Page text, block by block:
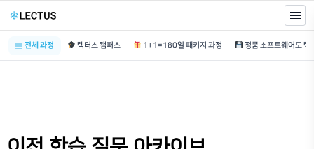
전체 과정 렉터스 캠퍼스 1+1=180일 패키지 과정